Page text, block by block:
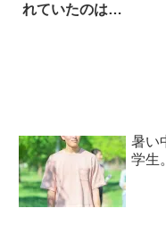
れていたのは…
暑い
学生